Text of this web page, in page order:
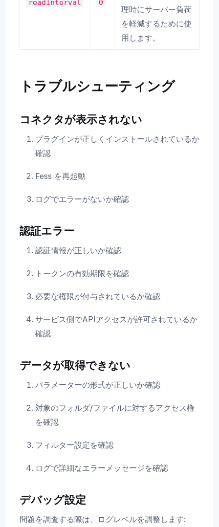
readInterval 0
理時にサーバー負荷
を軽減するために使
用します。
トラブルシューティング
コネクタが表示されない
プラグインが正しくインストールされているか
確認
Fess を再起動
ログでエラーがないか確認
認証エラー
認証情報が正しいか確認
トークンの有効期限を確認
必要な権限が付与されているか確認
サービス側でAPIアクセスが許可されているか
確認
データが取得できない
パラメーターの形式が正しいか確認
対象のフォルダ/ファイルに対するアクセス権
を確認
フィルター設定を確認
ログで詳細なエラーメッセージを確認
デバッグ設定
問題を調査する際は、ログレベルを調整します: